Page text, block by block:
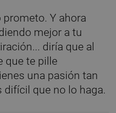
prometo. Y ahora
mejor a tu
diría que al
que te pille
una pasión tan
difícil que no lo haga.